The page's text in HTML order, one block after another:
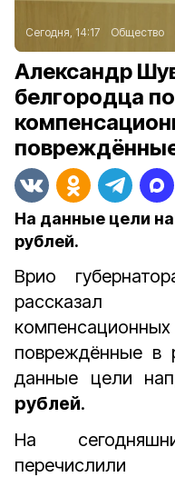
Сегодня, 14:17 Общество
Александр
белгородца
На данные цели
рублей.
Врио
рассказал
повреждённые в
данные цели
рублей.
На